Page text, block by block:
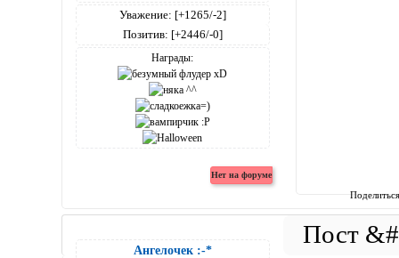
Уважение: [+1265/-2]
Позитив: [+2446/-0]
Награды:
Ангелочек :-*